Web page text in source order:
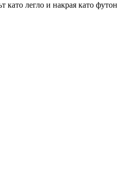
като легло и накрая като футон